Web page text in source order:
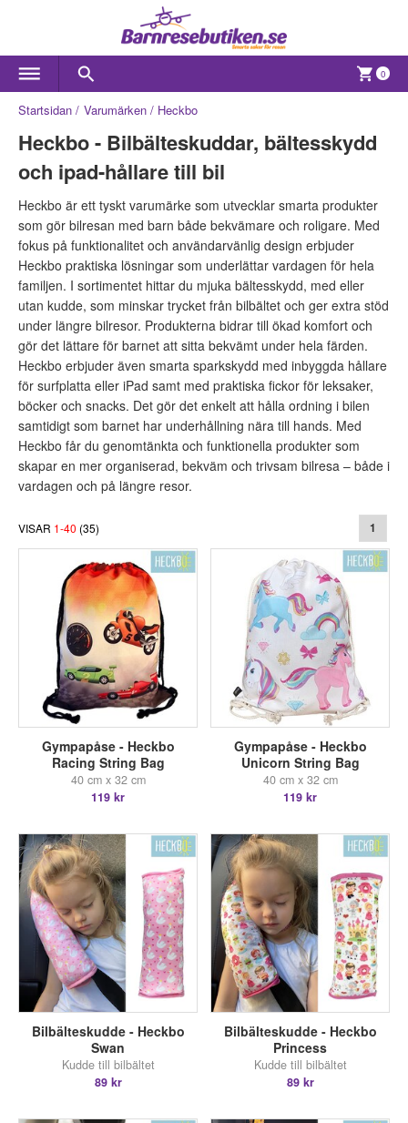
0
Startsidan Varumärken Heckbo
Heckbo - Bilbälteskuddar, bältesskydd
och ipad-hållare till bil
Heckbo är ett tyskt varumärke som utvecklar smarta produkter
som gör bilresan med barn både bekvämare och roligare. Med
fokus på funktionalitet och användarvänlig design erbjuder
Heckbo praktiska lösningar som underlättar vardagen för hela
familjen. I sortimentet hittar du mjuka bältesskydd, med eller
utan kudde, som minskar trycket från bilbältet och ger extra stöd
under längre bilresor. Produkterna bidrar till ökad komfort och
gör det lättare för barnet att sitta bekvämt under hela färden.
Heckbo erbjuder även smarta sparkskydd med inbyggda hållare
för surfplatta eller iPad samt med praktiska fickor för leksaker,
böcker och snacks. Det gör det enkelt att hålla ordning i bilen
samtidigt som barnet har underhållning nära till hands. Med
Heckbo får du genomtänkta och funktionella produkter som
skapar en mer organiserad, bekväm och trivsam bilresa – både i
vardagen och på längre resor.
VISAR 1-40 (35) 1
Gympapåse - Heckbo
Racing String Bag
40 cm x 32 cm
119 kr
Gympapåse - Heckbo
Unicorn String Bag
40 cm x 32 cm
119 kr
Bilbälteskudde - Heckbo
Swan
Kudde till bilbältet
89 kr
Bilbälteskudde - Heckbo
Princess
Kudde till bilbältet
89 kr